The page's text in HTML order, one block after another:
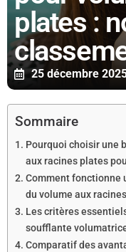
plates :
25 décembre
Sommaire
Pourquoi choisir une
aux racines plates
Comment fonctionne
du volume aux
Les critères
soufflante
Comparatif des